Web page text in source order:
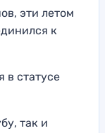
эти летом
к
в статусе
так и